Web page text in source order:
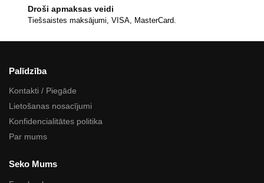
Droši apmaksas veidi
Tiešsaistes maksājumi, VISA, MasterCard.
Palīdzība
Kontakti / Piegāde
Lietošanas nosacījumi
Konfidencialitātes politika
Par mums
Seko Mums